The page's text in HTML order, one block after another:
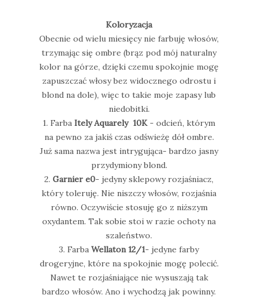
Koloryzacja
Obecnie od wielu miesięcy nie farbuję włosów,
trzymając się ombre (brąz pod mój naturalny
kolor na górze, dzięki czemu spokojnie mogę
zapuszczać włosy bez widocznego odrostu i
blond na dole), więc to takie moje zapasy lub
niedobitki.
1. Farba Itely Aquarely 10K- odcień, którym
na pewno za jakiś czas odświeżę dół ombre.
Już sama nazwa jest intrygująca- bardzo jasny
przydymiony blond.
2.Garnier e0- jedyny sklepowy rozjaśniacz,
który toleruję. Nie niszczy włosów, rozjaśnia
równo. Oczywiście stosuję go z niższym
oxydantem. Tak sobie stoi w razie ochoty na
szaleństwo.
3. FarbaWellaton 12/1- jedyne farby
drogeryjne, które na spokojnie mogę polecić.
Nawet te rozjaśniające nie wysuszają tak
bardzo włosów. Ano i wychodzą jak powinny.